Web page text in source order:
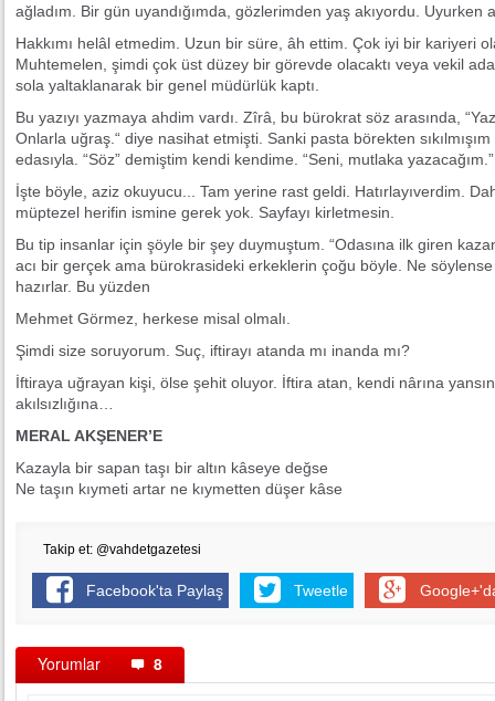
ağladım. Bir gün uyandığımda, gözlerimden yaş akıyordu. Uyurken
Hakkımı helâl etmedim. Uzun bir süre, âh ettim. Çok iyi bir kariyeri
Muhtemelen, şimdi çok üst düzey bir görevde olacaktı veya vekil
sola yaltaklanarak bir genel müdürlük kaptı.
Bu yazıyı yazmaya ahdim vardı. Zîrâ, bu bürokrat söz arasında,
Onlarla uğraş.“ diye nasihat etmişti. Sanki pasta börekten
edasıyla. “Söz” demiştim kendi kendime. “Seni, mutlaka yazacağım.”
İşte böyle, aziz okuyucu... Tam yerine rast geldi. Hatırlayıverdim.
müptezel herifin ismine gerek yok. Sayfayı kirletmesin.
Bu tip insanlar için şöyle bir şey duymuştum. “Odasına ilk giren
acı bir gerçek ama bürokrasideki erkeklerin çoğu böyle. Ne
hazırlar. Bu yüzden
Mehmet Görmez, herkese misal olmalı.
Şimdi size soruyorum. Suç, iftirayı atanda mı inanda mı?
İftiraya uğrayan kişi, ölse şehit oluyor. İftira atan, kendi nârına
akılsızlığına…
MERAL AKŞENER’E
Kazayla bir sapan taşı bir altın kâseye değse
Ne taşın kıymeti artar ne kıymetten düşer kâse
Takip et: @vahdetgazetesi
Facebook'ta Paylaş Tweetle
Yorumlar 8